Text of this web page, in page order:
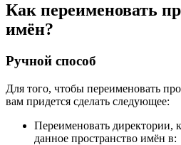
Как переименовать
имён?
Ручной способ
Для того, чтобы переименовать
вам придется сделать следующее:
Переименовать директории,
данное пространство имён в: